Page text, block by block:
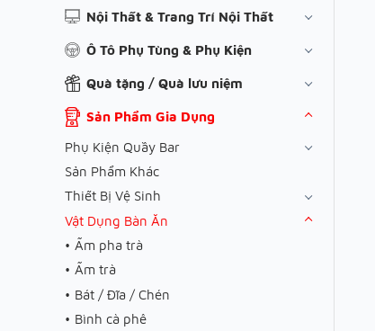
Nội Thất & Trang Trí Nội Thất
Ô Tô Phụ Tùng & Phụ Kiện
Quà tặng / Quà lưu niệm
Sản Phẩm Gia Dụng
Phụ Kiện Quầy Bar
Sản Phẩm Khác
Thiết Bị Vệ Sinh
Vật Dụng Bàn Ăn
Ấm pha trà
Ấm trà
Bát / Đĩa / Chén
Bình cà phê